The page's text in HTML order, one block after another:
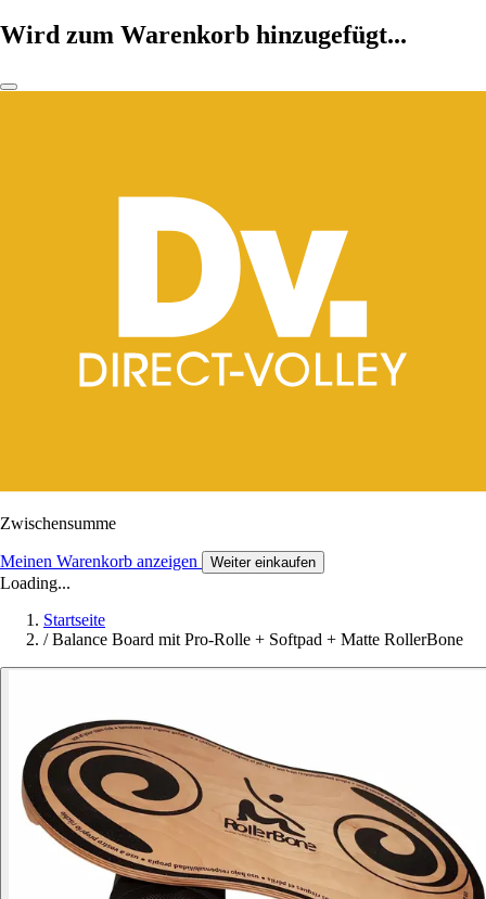
Wird zum Warenkorb hinzugefügt...
Zwischensumme
Meinen Warenkorb anzeigen Weiter einkaufen
Loading...
Startseite
/ Balance Board mit Pro-Rolle + Softpad + Matte RollerBone